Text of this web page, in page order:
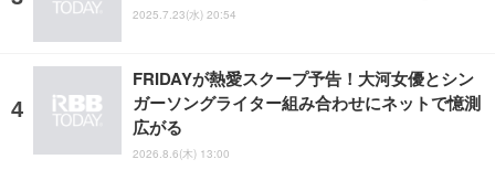
2025.7.23(水) 20:54
FRIDAYが熱愛スクープ予告！大河女優とシン
ガーソングライター組み合わせにネットで憶測
広がる
2026.8.6(木) 13:00